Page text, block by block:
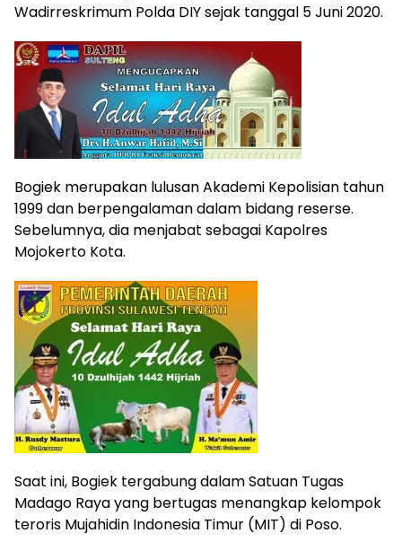
Wadirreskrimum Polda DIY sejak tanggal 5 Juni 2020.
Bogiek merupakan lulusan Akademi Kepolisian tahun
1999 dan berpengalaman dalam bidang reserse.
Sebelumnya, dia menjabat sebagai Kapolres
Mojokerto Kota.
Saat ini, Bogiek tergabung dalam Satuan Tugas
Madago Raya yang bertugas menangkap kelompok
teroris Mujahidin Indonesia Timur (MIT) di Poso.